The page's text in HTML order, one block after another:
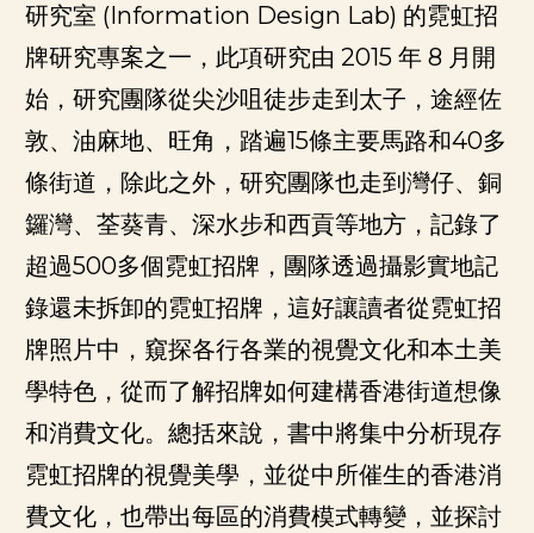
研究室 (Information Design Lab) 的霓虹招
牌研究專案之一，此項研究由 2015 年 8 月開
始，研究團隊從尖沙咀徒步走到太子，途經佐
敦、油麻地、旺角，踏遍15條主要馬路和40多
條街道，除此之外，研究團隊也走到灣仔、銅
鑼灣、荃葵青、深水步和西貢等地方，記錄了
超過500多個霓虹招牌，團隊透過攝影實地記
錄還未拆卸的霓虹招牌，這好讓讀者從霓虹招
牌照片中，窺探各行各業的視覺文化和本土美
學特色，從而了解招牌如何建構香港街道想像
和消費文化。總括來說，書中將集中分析現存
霓虹招牌的視覺美學，並從中所催生的香港消
費文化，也帶出每區的消費模式轉變，並探討